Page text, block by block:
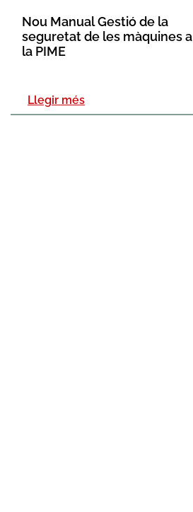
Nou Manual Gestió de la
seguretat de les màquines a
la PIME
Llegir més